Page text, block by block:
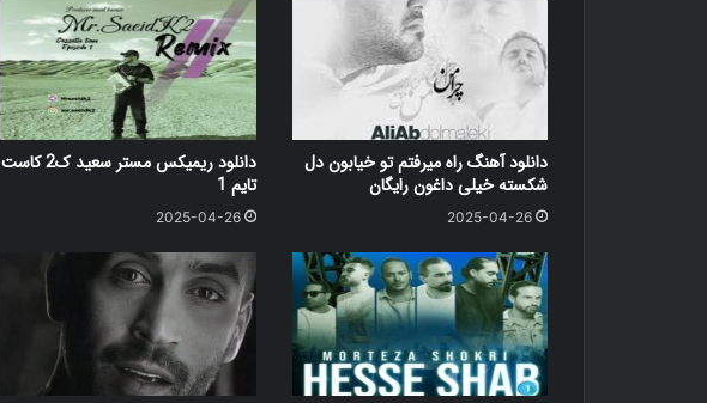
دانلود آهنگ راه میرفتم تو خیابون دل
شکسته خیلی داغون رایگان
2025-04-26
دانلود ریمیکس مستر سعید ک2 کاست
تایم 1
2025-04-26